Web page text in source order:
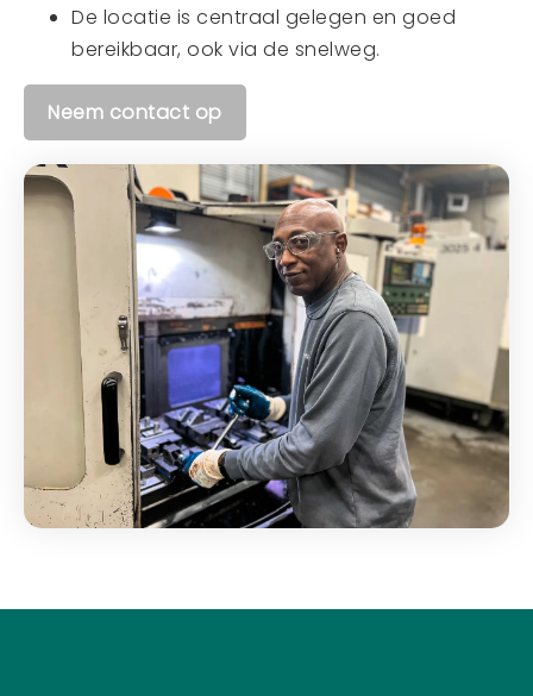
De locatie is centraal gelegen en goed
bereikbaar, ook via de snelweg.
Neem contact op